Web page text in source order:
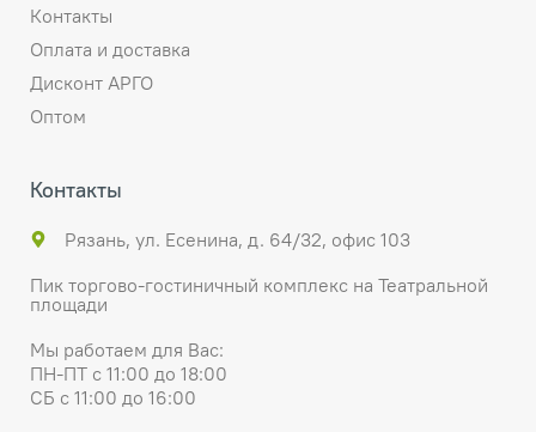
Контакты
Оплата и доставка
Дисконт АРГО
Оптом
Контакты
Рязань, ул. Есенина, д. 64/32, офис 103
Пик торгово-гостиничный комплекс на Театральной
площади
Мы работаем для Вас:
ПН-ПТ с 11:00 до 18:00
СБ с 11:00 до 16:00